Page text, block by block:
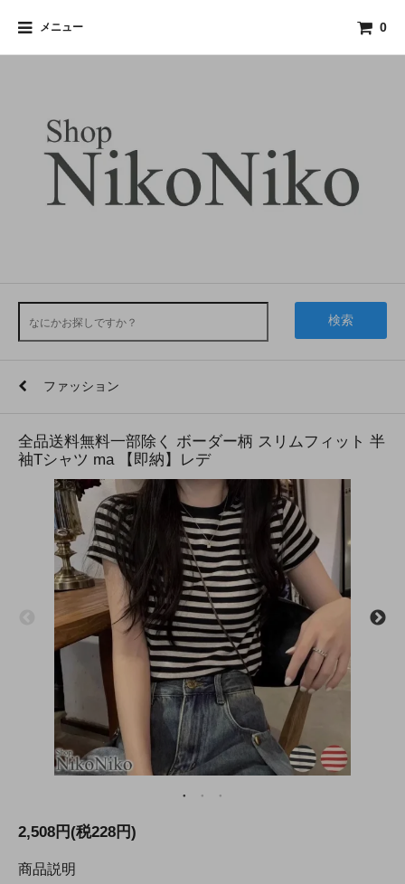
メニュー 0
検索
ファッション
全品送料無料一部除く ボーダー柄 スリムフィット 半
袖Tシャツ ma 【即納】レデ
2,508円(税228円)
商品説明